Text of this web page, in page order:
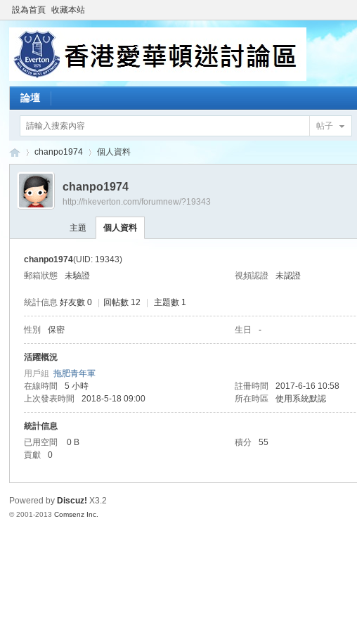
設為首頁 收藏本站
論壇
帖子
›
chanpo1974 個人資料
chanpo1974
http://hkeverton.com/forumnew/?19343
主題 個人資料
chanpo1974(UID: 19343)
郵箱狀態
未驗證 視頻認證 未認證
統計信息 好友數 0 回帖數 12 主題數 1
性別 保密 生日 -
活躍概況
用戶組拖肥青年軍
在線時間
5 小時 註冊時間 2017-6-16 10:58
上次發表時間
2018-5-18 09:00 所在時區 使用系統默認
統計信息
已用空間
0 B 積分 55
貢獻
0
Powered by Discuz! X3.2
© 2001-2013Comsenz Inc.